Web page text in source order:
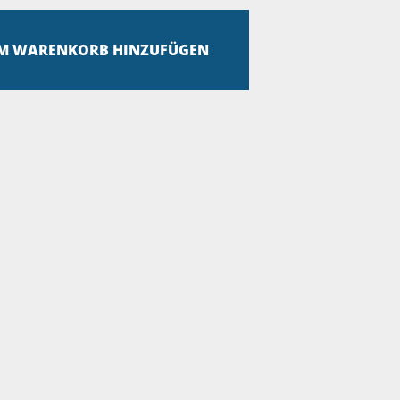
WARENKORB HINZUFÜGEN